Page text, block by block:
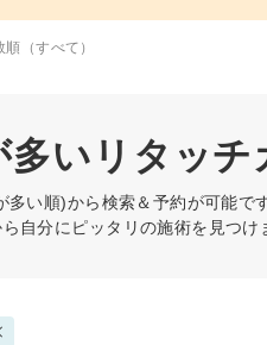
順（すべて）
多いリタッ
多い順)から検索＆予約が可能で
自分にピッタリの施術を見つ